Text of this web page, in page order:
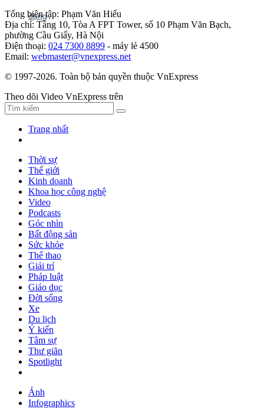
Tổng biên tập: Phạm Văn Hiếu
Địa chỉ: Tầng 10, Tòa A FPT Tower, số 10 Phạm Văn Bạch,
phường Cầu Giấy, Hà Nội
Điện thoại: 024 7300 8899 - máy lẻ 4500
Email: webmaster@vnexpress.net
© 1997-2026. Toàn bộ bản quyền thuộc VnExpress
Theo dõi Video VnExpress trên
Trang nhất
Thời sự
Thế giới
Kinh doanh
Khoa học công nghệ
Video
Podcasts
Góc nhìn
Bất động sản
Sức khỏe
Thể thao
Giải trí
Pháp luật
Giáo dục
Đời sống
Xe
Du lịch
Ý kiến
Tâm sự
Thư giãn
Spotlight
Ảnh
Infographics